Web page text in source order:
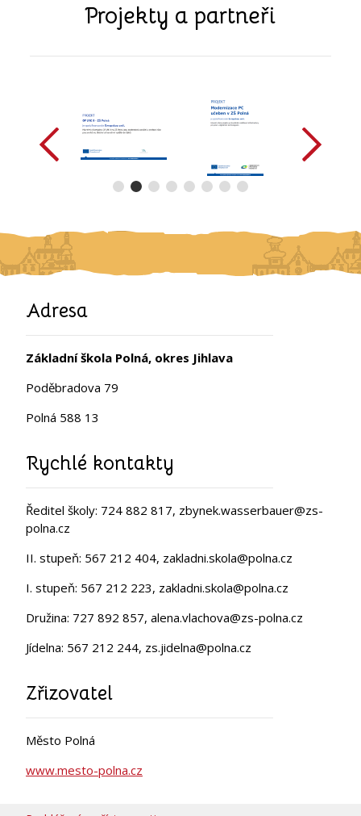
Projekty a partneři
Adresa
Základní škola Polná, okres Jihlava
Poděbradova 79
Polná 588 13
Rychlé kontakty
Ředitel školy: 724 882 817, zbynek.wasserbauer@zs-
polna.cz
II. stupeň: 567 212 404, zakladni.skola@polna.cz
I. stupeň: 567 212 223, zakladni.skola@polna.cz
Družina: 727 892 857, alena.vlachova@zs-polna.cz
Jídelna: 567 212 244, zs.jidelna@polna.cz
Zřizovatel
Město Polná
www.mesto-polna.cz